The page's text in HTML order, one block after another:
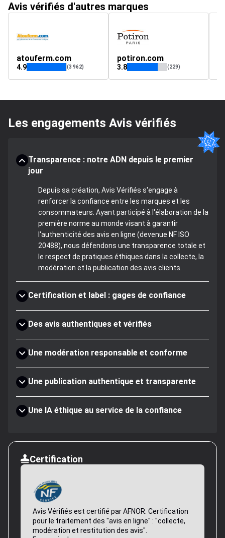
Avis vérifiés d'autres marques
atouferm.com
4.9 (3 962)
potiron.com
3.8 (229)
Les engagements Avis vérifiés
Transparence : notre ADN depuis le premier
jour
Depuis sa création, Avis Vérifiés s'engage à
renforcer la confiance entre les marques et les
consommateurs. Ayant participé à l'élaboration de la
première norme au monde visant à garantir
l'authenticité des avis en ligne (devenue NF ISO
20488), nous défendons une transparence totale et
le respect de pratiques éthiques dans la collecte, la
modération et la publication des avis clients.
Certification et label : gages de confiance
Des avis authentiques et vérifiés
Une modération responsable et conforme
Une publication authentique et transparente
Une IA éthique au service de la confiance
Certification
Avis Vérifiés est certifié par AFNOR. Certification
pour le traitement des "avis en ligne" : "collecte,
modération et restitution des avis".